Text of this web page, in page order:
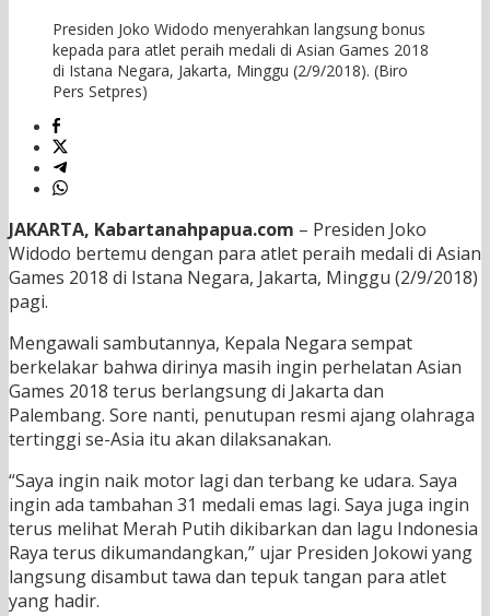
Presiden Joko Widodo menyerahkan langsung bonus
kepada para atlet peraih medali di Asian Games 2018
di Istana Negara, Jakarta, Minggu (2/9/2018). (Biro
Pers Setpres)
JAKARTA, Kabartanahpapua.com – Presiden Joko
Widodo bertemu dengan para atlet peraih medali di Asian
Games 2018 di Istana Negara, Jakarta, Minggu (2/9/2018)
pagi.
Mengawali sambutannya, Kepala Negara sempat
berkelakar bahwa dirinya masih ingin perhelatan Asian
Games 2018 terus berlangsung di Jakarta dan
Palembang. Sore nanti, penutupan resmi ajang olahraga
tertinggi se-Asia itu akan dilaksanakan.
“Saya ingin naik motor lagi dan terbang ke udara. Saya
ingin ada tambahan 31 medali emas lagi. Saya juga ingin
terus melihat Merah Putih dikibarkan dan lagu Indonesia
Raya terus dikumandangkan,” ujar Presiden Jokowi yang
langsung disambut tawa dan tepuk tangan para atlet
yang hadir.